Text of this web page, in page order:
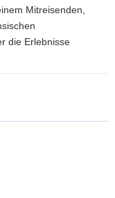
Mitreisenden,
die Erlebnisse